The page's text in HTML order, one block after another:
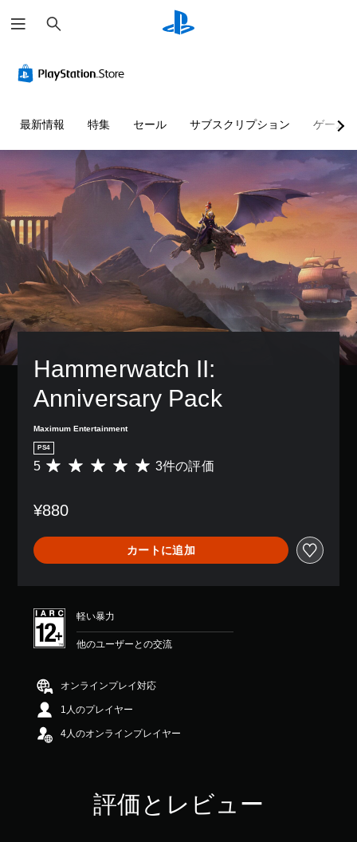
索
最新情報 特集 セール サブスクリプション ゲーム
Hammerwatch II:
Anniversary Pack
Maximum Entertainment
PS4
評
は
、
平
均
は
5
段
の
で
す
5 3件の評価
¥880
カートに追加
軽い暴力
他のユーザーとの交流
オンラインプレイ対応
1人のプレイヤー
4人のオンラインプレイヤー
評価とレビュー